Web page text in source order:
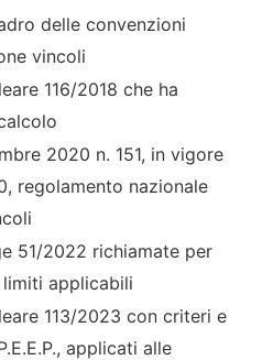
delle convenzioni
vincoli
116/2018 che ha
2020 n. 151, in vigore
regolamento nazionale
51/2022 richiamate per
applicabili
113/2023 con criteri e
applicati alle